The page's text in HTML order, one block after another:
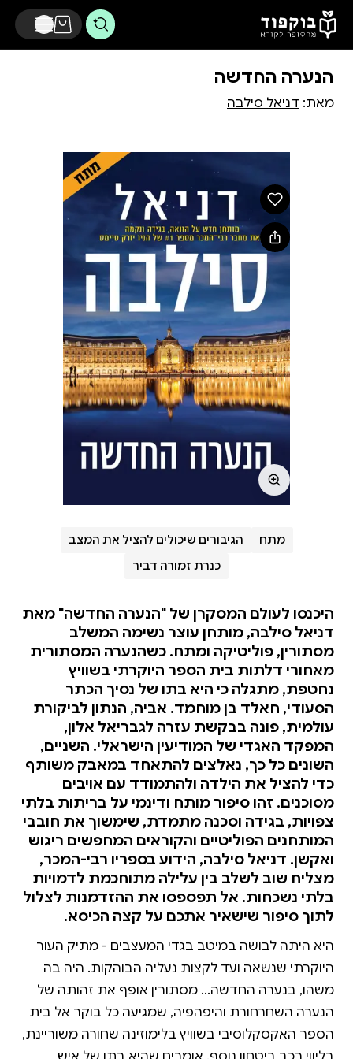
דלג לתוכן הראשי
הנערה החדשה
מאת: דניאל סילבה
מתח
הגיבורים שיכולים להציל את המצב
כנרת זמורה דביר
היכנסו לעולם המסקרן של "הנערה החדשה" מאת
דניאל סילבה, מותחן עוצר נשימה המשלב
מסתורין, פוליטיקה ומתח. כשהנערה המסתורית
מאחורי דלתות בית הספר היוקרתי בשוויץ
נחטפת, מתגלה כי היא בתו של נסיך הכתר
הסעודי, חאלד בן מוחמד. אביה, הנתון לביקורת
עולמית, פונה בבקשת עזרה לגבריאל אלון,
המפקד האגדי של המודיעין הישראלי. השניים,
השונים כל כך, נאלצים להתאחד במאבק משותף
כדי להציל את הילדה ולהתמודד עם אויבים
מסוכנים. זהו סיפור מותח ודינמי על בריתות בלתי
צפויות, בגידה וסכנה מתמדת, שימשוך את חובבי
המותחנים הפוליטיים והקוראים המחפשים ריגוש
ואקשן. דניאל סילבה, הידוע בספריו רבי-המכר,
מצליח שוב לשלב בין עלילה מתוחכמת לדמויות
בלתי נשכחות. אל תפספסו את ההזדמנות לצלול
לתוך סיפור שישאיר אתכם על קצה הכיסא.
היא היתה לבושה במיטב בגדי המעצבים - מתיק העור
היוקרתי שנשאה ועד לקצות נעליה הבוהקות. היה בה
משהו, בנערה החדשה... מסתורין אופף את זהותה של
הנערה השחרחורת והיפהפיה, שמגיעה כל בוקר אל בית
הספר האקסקלוסיבי בשוויץ בלימוזינה שחורה משוריינת,